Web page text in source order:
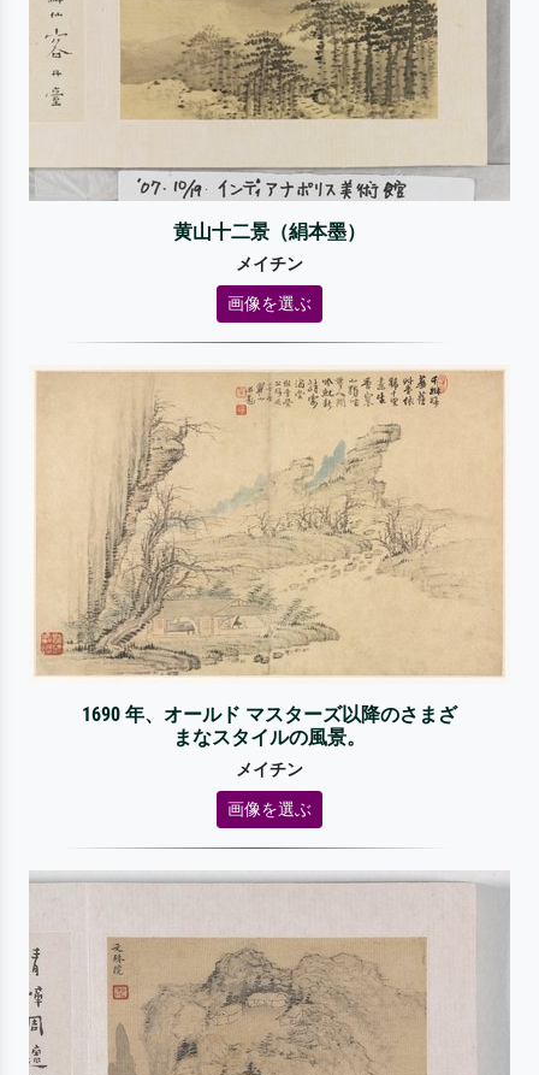
黄山十二景（絹本墨）
メイチン
画像を選ぶ
1690 年、オールド マスターズ以降のさまざ
まなスタイルの風景。
メイチン
画像を選ぶ